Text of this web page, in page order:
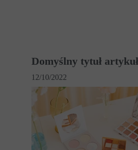
12/10/2022
Domyślny tytuł